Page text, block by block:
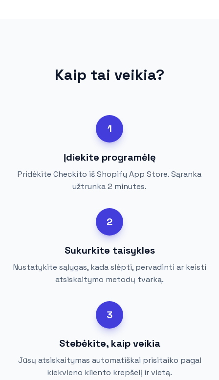
Kaip tai veikia?
1
Įdiekite programėlę
Pridėkite Checkito iš Shopify App Store. Sąranka
užtrunka 2 minutes.
2
Sukurkite taisykles
Nustatykite sąlygas, kada slėpti, pervadinti ar keisti
atsiskaitymo metodų tvarką.
3
Stebėkite, kaip veikia
Jūsų atsiskaitymas automatiškai prisitaiko pagal
kiekvieno kliento krepšelį ir vietą.